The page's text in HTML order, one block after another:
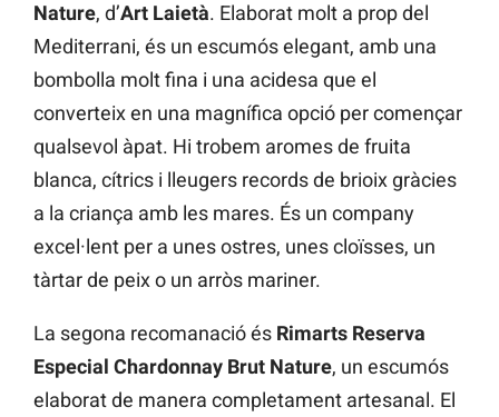
Nature, d’Art Laietà. Elaborat molt a prop del
Mediterrani, és un escumós elegant, amb una
bombolla molt fina i una acidesa que el
converteix en una magnífica opció per començar
qualsevol àpat. Hi trobem aromes de fruita
blanca, cítrics i lleugers records de brioix gràcies
a la criança amb les mares. És un company
excel·lent per a unes ostres, unes cloïsses, un
tàrtar de peix o un arròs mariner.
La segona recomanació és Rimarts Reserva
Especial Chardonnay Brut Nature, un escumós
elaborat de manera completament artesanal. El